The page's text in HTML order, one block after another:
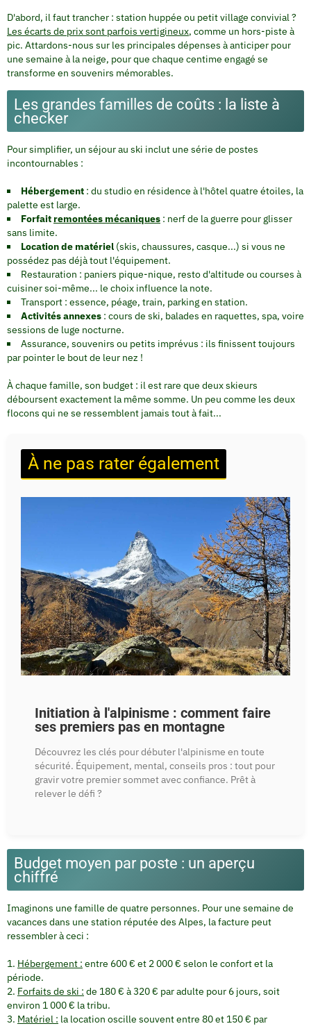
D'abord, il faut trancher : station huppée ou petit village convivial ?
Les écarts de prix sont parfois vertigineux, comme un hors-piste à
pic. Attardons-nous sur les principales dépenses à anticiper pour
une semaine à la neige, pour que chaque centime engagé se
transforme en souvenirs mémorables.
Les grandes familles de coûts : la liste à
checker
Pour simplifier, un séjour au ski inclut une série de postes
incontournables :
Hébergement : du studio en résidence à l'hôtel quatre étoiles, la
palette est large.
Forfait remontées mécaniques : nerf de la guerre pour glisser
sans limite.
Location de matériel (skis, chaussures, casque...) si vous ne
possédez pas déjà tout l'équipement.
Restauration : paniers pique-nique, resto d'altitude ou courses à
cuisiner soi-même... le choix influence la note.
Transport : essence, péage, train, parking en station.
Activités annexes : cours de ski, balades en raquettes, spa, voire
sessions de luge nocturne.
Assurance, souvenirs ou petits imprévus : ils finissent toujours
par pointer le bout de leur nez !
À chaque famille, son budget : il est rare que deux skieurs
déboursent exactement la même somme. Un peu comme les deux
flocons qui ne se ressemblent jamais tout à fait...
À ne pas rater également
Initiation à l'alpinisme : comment faire
ses premiers pas en montagne
Découvrez les clés pour débuter l'alpinisme en toute
sécurité. Équipement, mental, conseils pros : tout pour
gravir votre premier sommet avec confiance. Prêt à
relever le défi ?
Budget moyen par poste : un aperçu
chiffré
Imaginons une famille de quatre personnes. Pour une semaine de
vacances dans une station réputée des Alpes, la facture peut
ressembler à ceci :
Hébergement : entre 600 € et 2 000 € selon le confort et la
période.
Forfaits de ski : de 180 € à 320 € par adulte pour 6 jours, soit
environ 1 000 € la tribu.
Matériel : la location oscille souvent entre 80 et 150 € par